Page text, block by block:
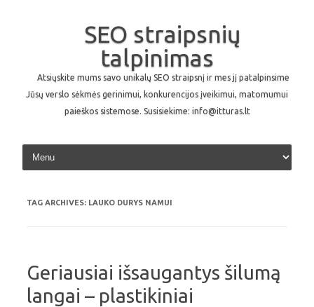
SEO straipsnių
talpinimas
Atsiųskite mums savo unikalų SEO straipsnį ir mes jį patalpinsime
Jūsų verslo sėkmės gerinimui, konkurencijos įveikimui, matomumui
paieškos sistemose. Susisiekime: info@itturas.lt
Skip to content
TAG ARCHIVES: LAUKO DURYS NAMUI
Geriausiai išsaugantys šilumą
langai – plastikiniai